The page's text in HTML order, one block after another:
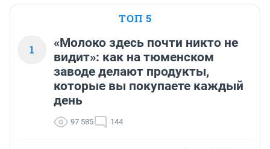
ТОП 5
1
«Молоко здесь почти никто не
видит»: как на тюменском
заводе делают продукты,
которые вы покупаете каждый
день
97 585 144